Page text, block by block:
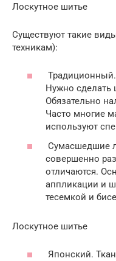
Лоскутное шитье
Существуют такие
техникам):
Нужно сделать
Обязательно
Часто многие
используют
Сумасшедшие
совершенно
отличаются.
аппликации и
тесемкой и
Лоскутное шитье
Японский.